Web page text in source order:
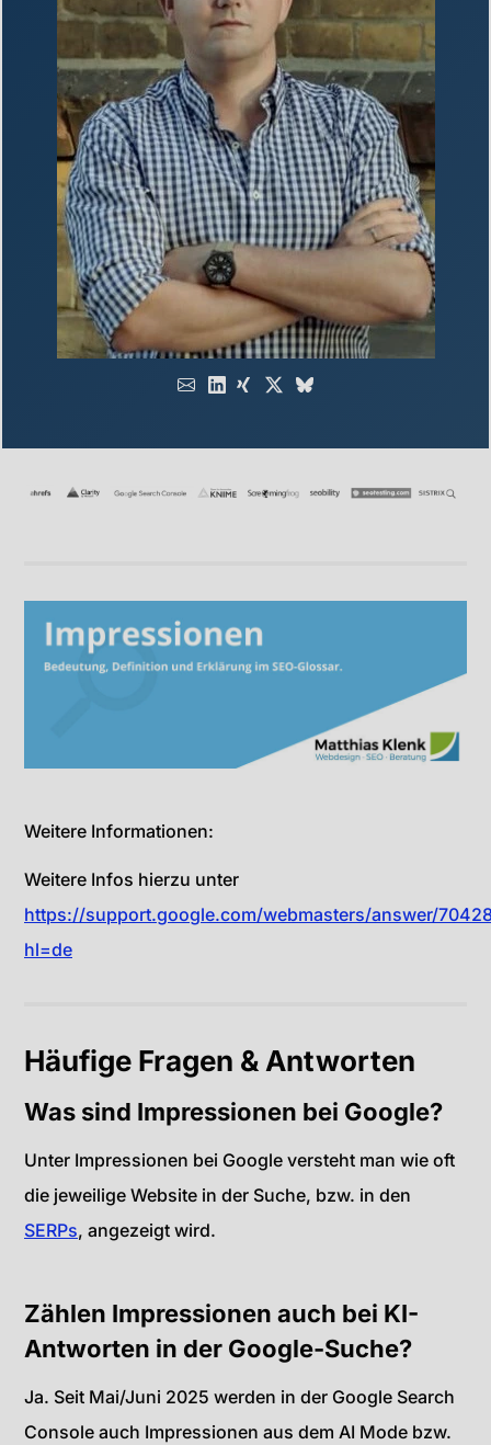
Weitere Informationen:
Weitere Infos hierzu unter
https://support.google.com/webmasters/answer/
hl=de
Häufige Fragen & Antworten
Was sind Impressionen bei Google?
Unter Impressionen bei Google versteht man wie oft
die jeweilige Website in der Suche, bzw. in den
SERPs, angezeigt wird.
Zählen Impressionen auch bei KI-
Antworten in der Google-Suche?
Ja. Seit Mai/Juni 2025 werden in der Google Search
Console auch Impressionen aus dem AI Mode bzw.